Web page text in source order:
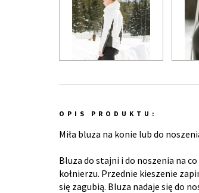
OPIS PRODUKTU:
Miła bluza na konie lub do
Bluza do stajni i do noszenia na
kołnierzu. Przednie kieszenie
się zagubią. Bluza nadaje się do